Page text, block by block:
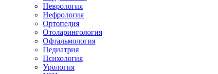
Неврология
Нефрология
Ортопедия
Отоларингология
Офтальмология
Педиатрия
Психология
Урология